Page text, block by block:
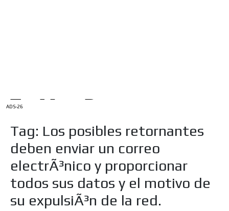
ADS-26
Tag: Los posibles retornantes
deben enviar un correo
electrÃ³nico y proporcionar
todos sus datos y el motivo de
su expulsiÃ³n de la red.